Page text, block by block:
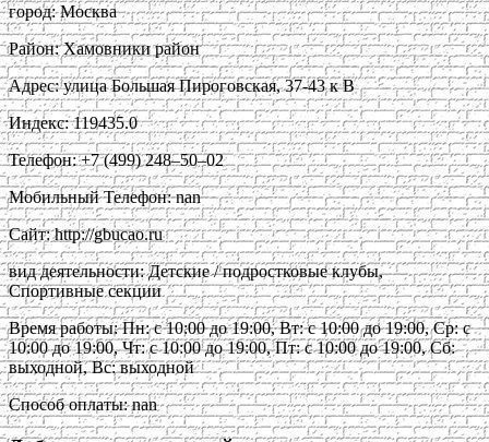
город: Москва
Район: Хамовники район
Адрес: улица Большая Пироговская, 37-43 к В
Индекс: 119435.0
Телефон: +7 (499) 248‒50‒02
Мобильный Телефон: nan
Сайт: http://gbucao.ru
вид деятельности: Детские / подростковые клубы,
Спортивные секции
Время работы: Пн: с 10:00 до 19:00, Вт: с 10:00 до 19:00, Ср: с
10:00 до 19:00, Чт: с 10:00 до 19:00, Пт: с 10:00 до 19:00, Сб:
выходной, Вс: выходной
Способ оплаты: nan